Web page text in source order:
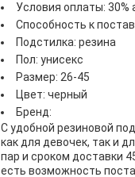
Условия оплаты: 30%
Способность к
Подстилка: резина
Пол: унисекс
Размер: 26-45
Цвет: черный
Бренд:
С удобной резиновой
как для девочек, так и
пар и сроком доставки
есть возможность